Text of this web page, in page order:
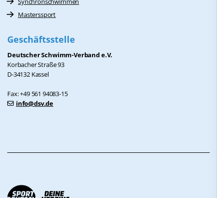
Masterssport
Geschäftsstelle
Deutscher Schwimm-Verband e.V.
Korbacher Straße 93
D-34132 Kassel
Fax: +49 561 94083-15
info@dsv.de